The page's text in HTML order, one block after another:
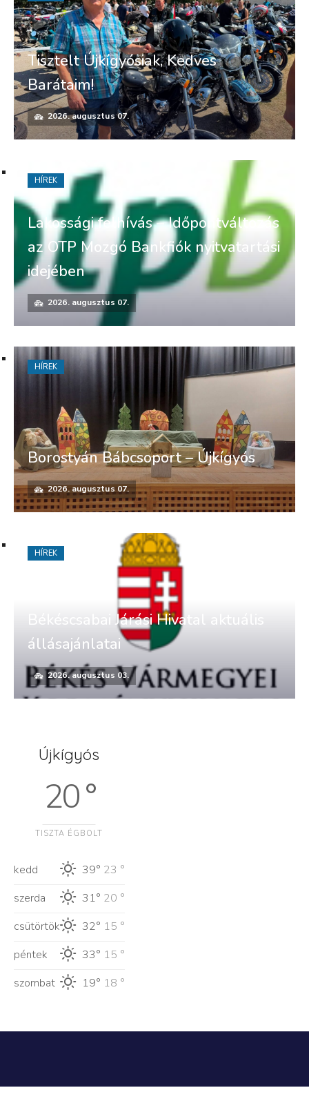
Tisztelt Újkígyósiak, Kedves
Barátaim!
2026. augusztus 07.
Lakossági felhívás – Időpontváltozás
az OTP Mozgó Bankfiók nyitvatartási
idejében
2026. augusztus 07.
HÍREK
Borostyán Bábcsoport – Újkígyós
2026. augusztus 07.
HÍREK
Békéscsabai Járási Hivatal aktuális
állásajánlatai
2026. augusztus 03.
HÍREK
Újkígyós
20 °
TISZTA ÉGBOLT
kedd 39° 23 °
szerda
31° 20 °
csütörtök
32° 15 °
péntek
33° 15 °
szombat
19° 18 °